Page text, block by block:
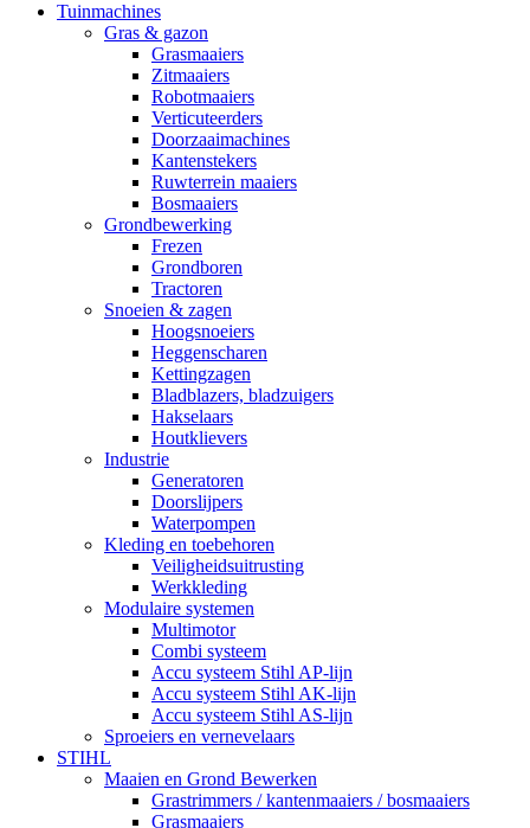
Tuinmachines
Gras & gazon
Grasmaaiers
Zitmaaiers
Robotmaaiers
Verticuteerders
Doorzaaimachines
Kantenstekers
Ruwterrein maaiers
Bosmaaiers
Grondbewerking
Frezen
Grondboren
Tractoren
Snoeien & zagen
Hoogsnoeiers
Heggenscharen
Kettingzagen
Bladblazers, bladzuigers
Hakselaars
Houtklievers
Industrie
Generatoren
Doorslijpers
Waterpompen
Kleding en toebehoren
Veiligheidsuitrusting
Werkkleding
Modulaire systemen
Multimotor
Combi systeem
Accu systeem Stihl AP-lijn
Accu systeem Stihl AK-lijn
Accu systeem Stihl AS-lijn
Sproeiers en vernevelaars
STIHL
Maaien en Grond Bewerken
Grastrimmers / kantenmaaiers / bosmaaiers
Grasmaaiers